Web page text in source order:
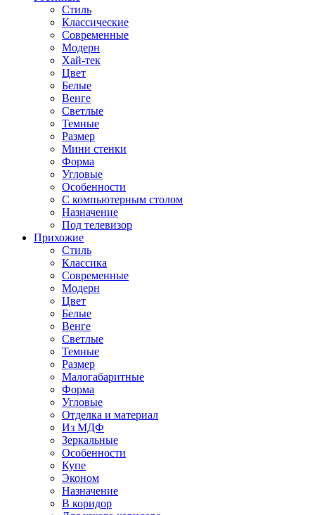
Стиль
Классические
Современные
Модерн
Хай-тек
Цвет
Белые
Венге
Светлые
Темные
Размер
Мини стенки
Форма
Угловые
Особенности
С компьютерным столом
Назначение
Под телевизор
Прихожие
Стиль
Классика
Современные
Модерн
Цвет
Белые
Венге
Светлые
Темные
Размер
Малогабаритные
Форма
Угловые
Отделка и материал
Из МДФ
Зеркальные
Особенности
Купе
Эконом
Назначение
В коридор